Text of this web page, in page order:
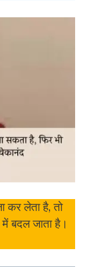
कर लेता है, तो
में बदल जाता है।